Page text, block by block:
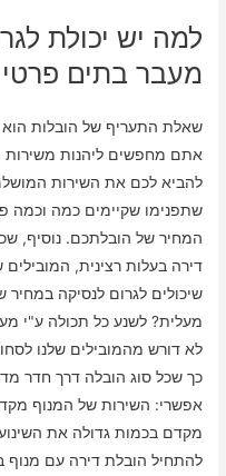
למה יש יכולת
מעבר בתים
שאלת התעריף של הובלות
אתם מחפשים ליהנות משירות
להביא לכם את השירות
שתפנימו שקיימים כמה וכמה
המחיר של הובלתכם. נוסיף,
דירה בעלות רצינית,
שיכולים לגרום לנסיקה
מעלית? לשנע כל תכולה ע"י
לא דורש מהמובילים שלנו
כך שכל סוג הובלה דרך חדר
אפשרי: השירות של המנוף
מקדם בכמות גדולה את
להתחיל הובלת דירה עם מנוף